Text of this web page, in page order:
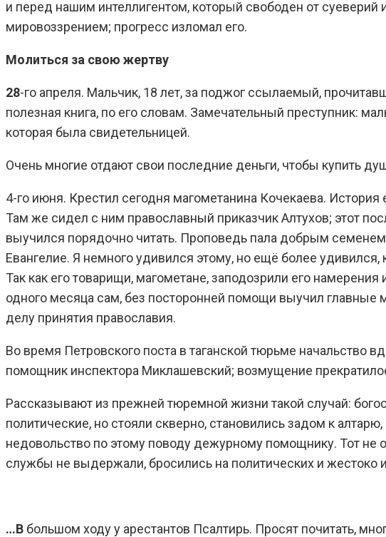
и перед нашим интеллигентом, который свободен от
мировоззрением; прогресс изломал его.
Молиться за свою жертву
28-го апреля. Мальчик, 18 лет, за поджог ссылаемый,
полезная книга, по его словам. Замечательный преступник:
которая была свидетельницей.
Очень многие отдают свои последние деньги, чтобы купить
4-го июня. Крестил сегодня магометанина Кочекаева.
Там же сидел с ним православный приказчик Алтухов; этот
выучился порядочно читать. Проповедь пала добрым
Евангелие. Я немного удивился этому, но ещё более
Так как его товарищи, магометане, заподозрили его
одного месяца сам, без посторонней помощи выучил главные
делу принятия православия.
Во время Петровского поста в таганской тюрьме начальство
помощник инспектора Миклашевский; возмущение
Рассказывают из прежней тюремной жизни такой случай:
политические, но стояли скверно, становились задом к
недовольство по этому поводу дежурному помощнику. Тот не
службы не выдержали, бросились на политических и жестоко
…В большом ходу у арестантов Псалтирь. Просят почитать,